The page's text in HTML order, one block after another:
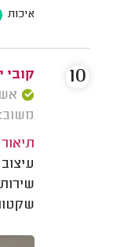
איכות
קובי
משוב: 20/11/2022
10